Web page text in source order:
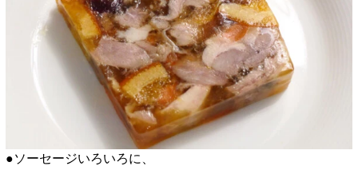
●ソーセージいろいろに、